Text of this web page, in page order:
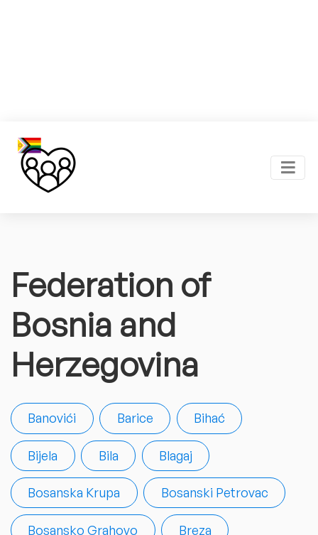
Federation of
Bosnia and
Herzegovina
Banovići Barice Bihać
Bijela Bila Blagaj
Bosanska Krupa Bosanski Petrovac
Bosansko Grahovo Breza